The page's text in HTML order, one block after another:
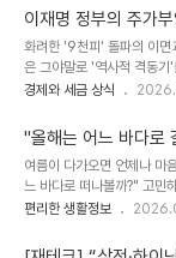
민 10명 중 6명 이상이 아
간소음은 언제든 내 이야기
에게 이런 층간소음 피해가
야 할까요? 오늘은 감정적으
소음 대처법과 함께, 우리나
고 합니다!1. 층간소음 ..
이재명 정부의 주가
화려한 '9천피' 돌파의 이면
은 그야말로 '역사적 격동기
기부터 '코리아 디스카운트
하는 등 인위적이고 전방위
시대를 열겠다"고 공언한
호재까지 겹쳤습니다. 미국
세계적인 반도체 슈퍼 사이
바 '삼전닉스'가 유례없는 호
9000선 돌파'라는 대기록
경제와 세금 상식
"올해는 어느 바다로
장 이름·주소 한눈에
여름이 다가오면 언제나 마
느 바다로 떠나볼까?" 고민
의 해수욕장 정보를 한눈에
기 편하시도록 이름과 정확
편리한 생활정보